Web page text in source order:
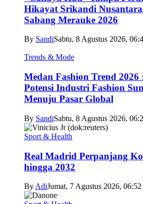
Hikayat Srikandi
Sabang Merauke 2026
By SandiSabtu, 8 Agustus 2026,
Trends & Mode
Medan Fashion Trend
Potensi Industri Fashion
Menuju Pasar Global
By SandiSabtu, 8 Agustus 2026,
Sport & Health
Real Madrid Perpanjang
hingga 2032
By AdiJumat, 7 Agustus 2026, 06:52